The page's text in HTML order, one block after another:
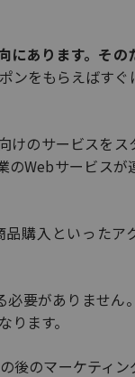
にあります。その
ンをもらえばす
けのサービスをス
のWebサービスが
購入といったア
要がありません
ます。
後のマーケティン